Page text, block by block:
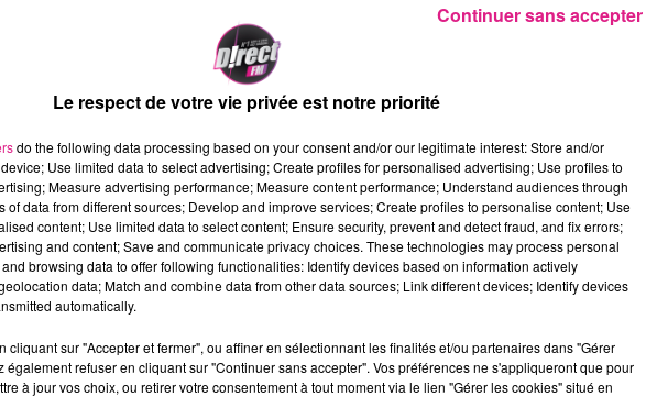
20 000 m2 dans 3 halls, seront à l’écoute des visiteurs
de produits. Des animations nouvelles et des
pour enrichir la visite.
"habitat" àjeu@radiodirect.net sans oublier vos
Chalets de
Vosges : les
Le respect de votre vie privée est notre priorité
do the following data processing based on your consent and/or our legitimate interest: Store and/or
Use limited data to select advertising; Create profiles for personalised advertising; Use profiles to
Measure advertising performance; Measure content performance; Understand audiences through
of data from different sources; Develop and improve services; Create profiles to personalise content; Use
content; Use limited data to select content; Ensure security, prevent and detect fraud, and fix errors;
and content; Save and communicate privacy choices. These technologies may process personal
browsing data to offer following functionalities: Identify devices based on information actively
data; Match and combine data from other data sources; Link different devices; Identify devices
automatically.
cliquant sur "Accepter et fermer", ou affiner en sélectionnant les finalités et/ou partenaires dans "Gérer
également refuser en cliquant sur "Continuer sans accepter". Vos préférences ne s'appliqueront que pour
à jour vos choix, ou retirer votre consentement à tout moment via le lien "Gérer les cookies" situé en
Continuer sans accepter